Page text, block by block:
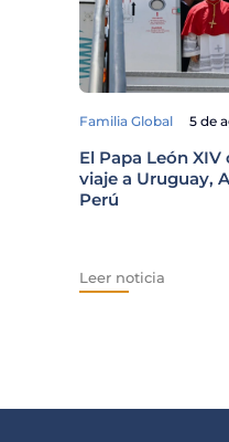
Familia Global 5 de
El Papa León
viaje a Uruguay,
Perú
Leer noticia